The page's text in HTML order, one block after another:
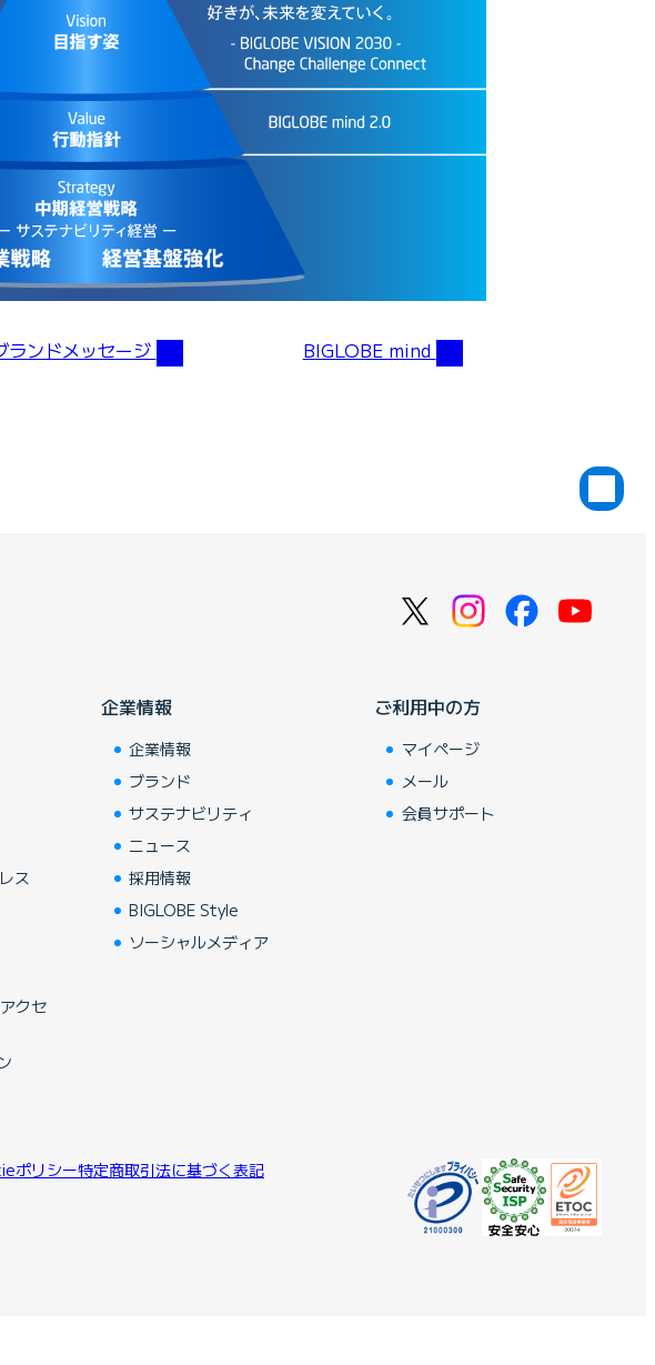
ランドメッセージ BIGLOBE mind
ス
クセ
企業情報
企業情報
ブランド
サステナビリティ
ニュース
採用情報
BIGLOBE Style
ソーシャルメディア
ご利用中の方
マイページ
メール
会員サポート
ポリシー特定商取引法に基づく表記